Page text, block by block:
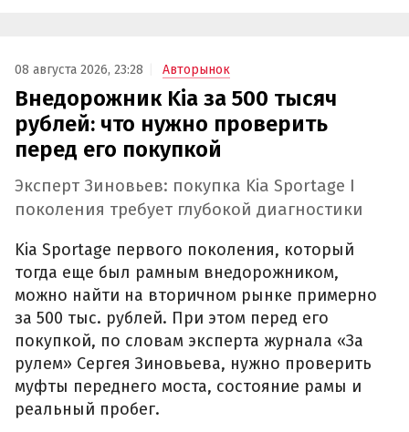
08 августа 2026, 23:28 Авторынок
Внедорожник Kia за 500 тысяч
рублей: что нужно проверить
перед его покупкой
Эксперт Зиновьев: покупка Kia Sportage I
поколения требует глубокой диагностики
Kia Sportage первого поколения, который
тогда еще был рамным внедорожником,
можно найти на вторичном рынке примерно
за 500 тыс. рублей. При этом перед его
покупкой, по словам эксперта журнала «За
рулем» Сергея Зиновьева, нужно проверить
муфты переднего моста, состояние рамы и
реальный пробег.